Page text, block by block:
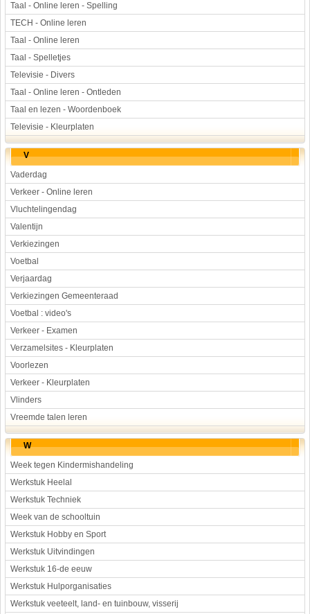
Taal - Online leren - Spelling
TECH - Online leren
Taal - Online leren
Taal - Spelletjes
Televisie - Divers
Taal - Online leren - Ontleden
Taal en lezen - Woordenboek
Televisie - Kleurplaten
V
Vaderdag
Verkeer - Online leren
Vluchtelingendag
Valentijn
Verkiezingen
Voetbal
Verjaardag
Verkiezingen Gemeenteraad
Voetbal : video's
Verkeer - Examen
Verzamelsites - Kleurplaten
Voorlezen
Verkeer - Kleurplaten
Vlinders
Vreemde talen leren
W
Week tegen Kindermishandeling
Werkstuk Heelal
Werkstuk Techniek
Week van de schooltuin
Werkstuk Hobby en Sport
Werkstuk Uitvindingen
Werkstuk 16-de eeuw
Werkstuk Hulporganisaties
Werkstuk veeteelt, land- en tuinbouw, visserij